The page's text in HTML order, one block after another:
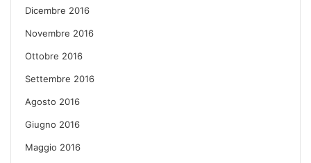
Dicembre 2016
Novembre 2016
Ottobre 2016
Settembre 2016
Agosto 2016
Giugno 2016
Maggio 2016